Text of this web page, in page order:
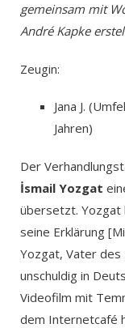
gemeinsam mit
André Kapke
Zeugin:
Jana J.
Jahren)
Der
İsmail Yozgat
übersetzt. Yozgat
seine Erklärung
Yozgat, Vater
unschuldig in
Videofilm mit
dem Internetcafé